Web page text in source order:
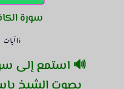
سورة
6 آيات
🔊 استمع إلى